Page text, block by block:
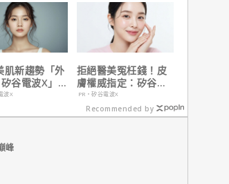
肌新趨勢「外
谷電波X」聯
高階養膚新
波X
拒絕醫美冤枉錢！皮
膚權威指定：矽谷電
波 X 由內而外養出逆
齡好膚質
PR・矽谷電波X
Recommended by
峰